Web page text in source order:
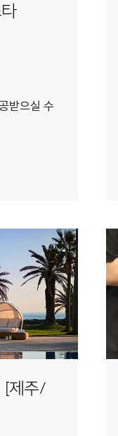
받으실 수
[제주/